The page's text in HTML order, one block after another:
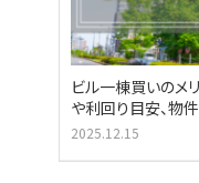
ビル一棟買いのメ
や利回り目安、物
2025.12.15